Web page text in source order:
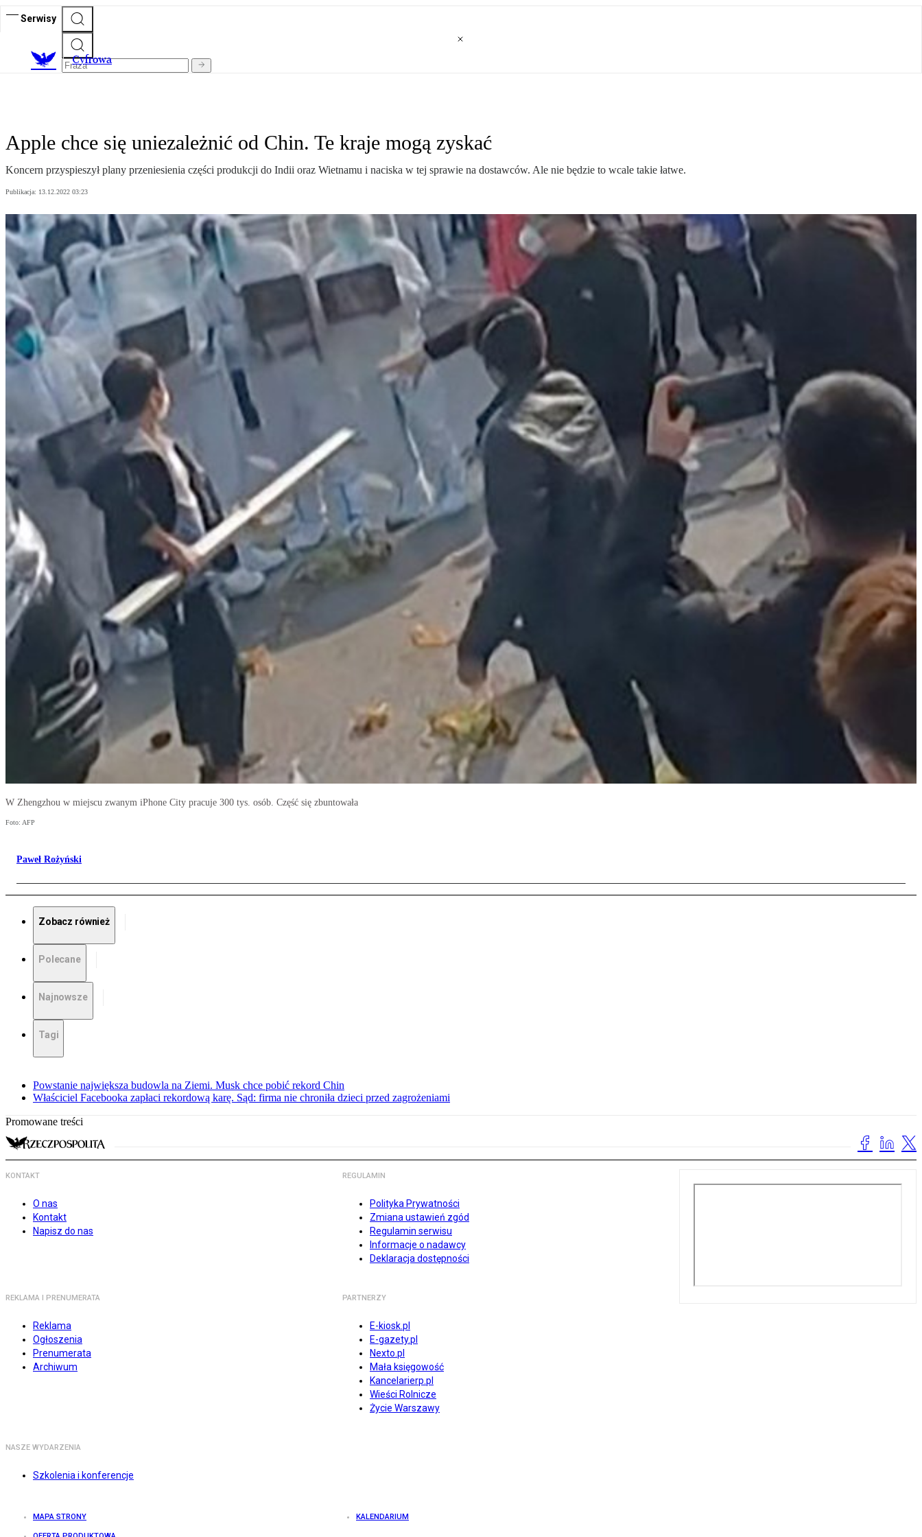
Serwisy
Cyfrowa
Apple chce się uniezależnić od Chin. Te kraje mogą zyskać
Koncern przyspieszył plany przeniesienia części produkcji do Indii oraz Wietnamu i naciska w tej sprawie na dostawców. Ale nie będzie to wcale takie łatwe.
Publikacja: 13.12.2022 03:23
W Zhengzhou w miejscu zwanym iPhone City pracuje 300 tys. osób. Część się zbuntowała
Foto: AFP
Paweł Rożyński
Zobacz również
Polecane
Najnowsze
Tagi
Powstanie największa budowla na Ziemi. Musk chce pobić rekord Chin
Właściciel Facebooka zapłaci rekordową karę. Sąd: firma nie chroniła dzieci przed zagrożeniami
Promowane treści
KONTAKT
O nas
Kontakt
Napisz do nas
REGULAMIN
Polityka Prywatności
Zmiana ustawień zgód
Regulamin serwisu
Informacje o nadawcy
Deklaracja dostępności
REKLAMA I PRENUMERATA
Reklama
Ogłoszenia
Prenumerata
Archiwum
PARTNERZY
E-kiosk.pl
E-gazety.pl
Nexto.pl
Mała księgowość
Kancelarierp.pl
Wieści Rolnicze
Życie Warszawy
NASZE WYDARZENIA
Szkolenia i konferencje
MAPA STRONY KALENDARIUM